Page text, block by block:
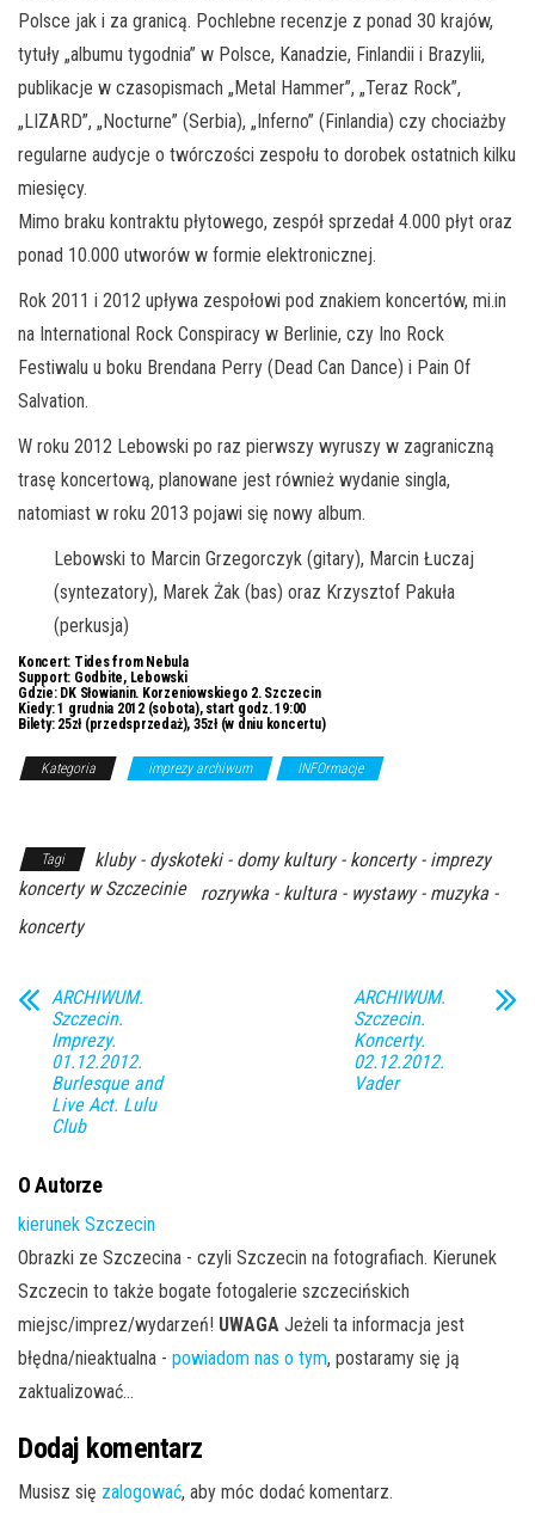
Polsce jak i za granicą. Pochlebne recenzje z ponad 30 krajów,
tytuły „albumu tygodnia” w Polsce, Kanadzie, Finlandii i Brazylii,
publikacje w czasopismach „Metal Hammer”, „Teraz Rock”,
„LIZARD”, „Nocturne” (Serbia), „Inferno” (Finlandia) czy chociażby
regularne audycje o twórczości zespołu to dorobek ostatnich kilku
miesięcy.
Mimo braku kontraktu płytowego, zespół sprzedał 4.000 płyt oraz
ponad 10.000 utworów w formie elektronicznej.
Rok 2011 i 2012 upływa zespołowi pod znakiem koncertów, mi.in
na International Rock Conspiracy w Berlinie, czy Ino Rock
Festiwalu u boku Brendana Perry (Dead Can Dance) i Pain Of
Salvation.
W roku 2012 Lebowski po raz pierwszy wyruszy w zagraniczną
trasę koncertową, planowane jest również wydanie singla,
natomiast w roku 2013 pojawi się nowy album.
Lebowski to Marcin Grzegorczyk (gitary), Marcin Łuczaj
(syntezatory), Marek Żak (bas) oraz Krzysztof Pakuła
(perkusja)
Koncert: Tides from Nebula
Support: Godbite, Lebowski
Gdzie:DK Słowianin. Korzeniowskiego 2. Szczecin
Kiedy:1 grudnia 2012 (sobota), start godz. 19:00
Bilety:25zł (przedsprzedaż), 35zł (w dniu koncertu)
Kategoria imprezy archiwum INFOrmacje
Tagi
kluby - dyskoteki - domy kultury - koncerty - imprezy
koncerty w Szczecinie
rozrywka - kultura - wystawy - muzyka -
koncerty
ARCHIWUM.
Szczecin.
Imprezy.
01.12.2012.
Burlesque and
Live Act. Lulu
Club
ARCHIWUM.
Szczecin.
Koncerty.
02.12.2012.
Vader
O Autorze
kierunek Szczecin
Obrazki ze Szczecina - czyli Szczecin na fotografiach. Kierunek
Szczecin to także bogate fotogalerie szczecińskich
miejsc/imprez/wydarzeń! UWAGA Jeżeli ta informacja jest
błędna/nieaktualna - powiadom nas o tym, postaramy się ją
zaktualizować...
Dodaj komentarz
Musisz się zalogować, aby móc dodać komentarz.